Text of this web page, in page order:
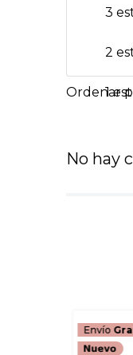
3
2
1
No hay
Envío